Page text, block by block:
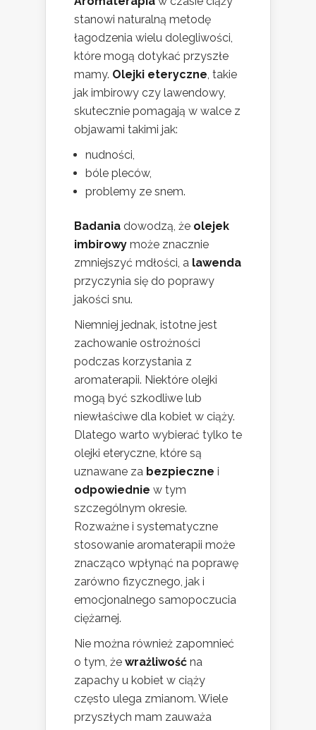
stanowi naturalną metodę
łagodzenia wielu dolegliwości,
które mogą dotykać przyszłe
mamy. Olejki eteryczne, takie
jak imbirowy czy lawendowy,
skutecznie pomagają w walce z
objawami takimi jak:
nudności,
bóle pleców,
problemy ze snem.
Badania dowodzą, że olejek
imbirowy może znacznie
zmniejszyć mdłości, a lawenda
przyczynia się do poprawy
jakości snu.
Niemniej jednak, istotne jest
zachowanie ostrożności
podczas korzystania z
aromaterapii. Niektóre olejki
mogą być szkodliwe lub
niewłaściwe dla kobiet w ciąży.
Dlatego warto wybierać tylko te
olejki eteryczne, które są
uznawane za bezpieczne i
odpowiednie w tym
szczególnym okresie.
Rozważne i systematyczne
stosowanie aromaterapii może
znacząco wpłynąć na poprawę
zarówno fizycznego, jak i
emocjonalnego samopoczucia
ciężarnej.
Nie można również zapomnieć
o tym, że wrażliwość na
zapachy u kobiet w ciąży
często ulega zmianom. Wiele
przyszłych mam zauważa